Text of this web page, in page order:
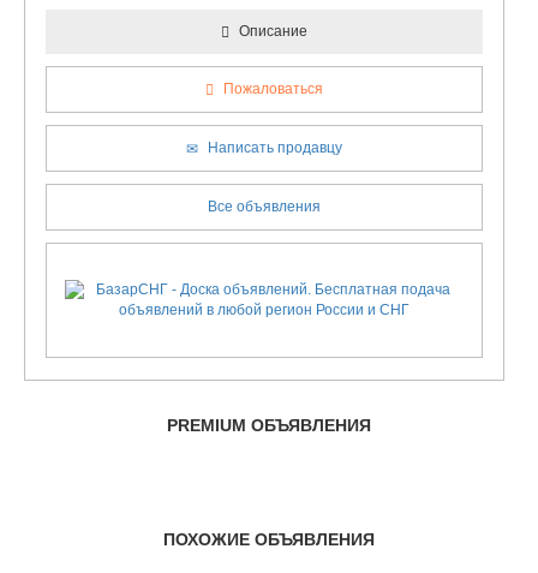
Описание
Пожаловаться
Написать продавцу
Все объявления
PREMIUM ОБЪЯВЛЕНИЯ
ПОХОЖИЕ ОБЪЯВЛЕНИЯ